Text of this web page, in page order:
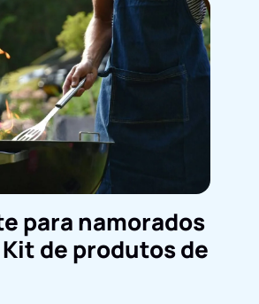
para namorados
de produtos de